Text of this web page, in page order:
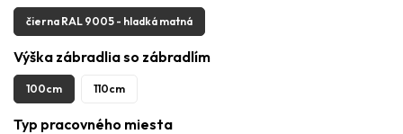
čierna RAL 9005 - hladká matná
Výška zábradlia so zábradlím
100cm 110cm
Typ pracovného miesta